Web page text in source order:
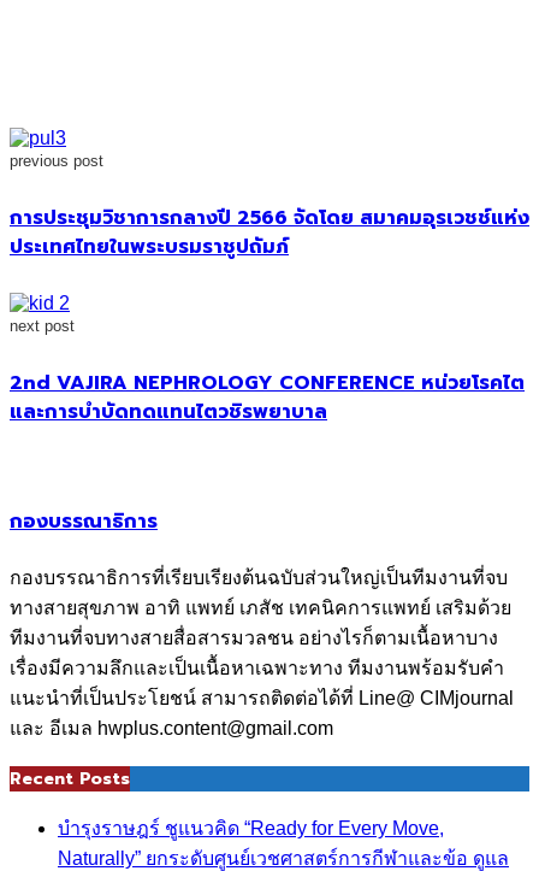
previous post
การประชุมวิชาการกลางปี 2566 จัดโดย สมาคมอุรเวชช์แห่ง
ประเทศไทยในพระบรมราชูปถัมภ์
next post
2nd VAJIRA NEPHROLOGY CONFERENCE หน่วยโรคไต
และการบำบัดทดแทนไตวชิรพยาบาล
กองบรรณาธิการ
กองบรรณาธิการที่เรียบเรียงต้นฉบับส่วนใหญ่เป็นทีมงานที่จบ
ทางสายสุขภาพ อาทิ แพทย์ เภสัช เทคนิคการแพทย์ เสริมด้วย
ทีมงานที่จบทางสายสื่อสารมวลชน อย่างไรก็ตามเนื้อหาบาง
เรื่องมีความลึกและเป็นเนื้อหาเฉพาะทาง ทีมงานพร้อมรับคำ
แนะนำที่เป็นประโยชน์ สามารถติดต่อได้ที่ Line@ CIMjournal
และ อีเมล hwplus.content@gmail.com
Recent Posts
บำรุงราษฎร์ ชูแนวคิด “Ready for Every Move,
Naturally” ยกระดับศูนย์เวชศาสตร์การกีฬาและข้อ ดูแล